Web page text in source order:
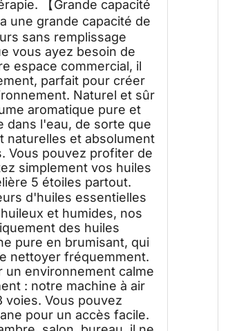
【Grande capacité
une grande capacité de
sans remplissage
vous ayez besoin de
espace commercial, il
parfait pour créer
Naturel et sûr
aromatique pure et
dans l'eau, de sorte que
naturelles et absolument
Vous pouvez profiter de
simplement vos huiles
5 étoiles partout.
d'huiles essentielles
et humides, nos
des huiles
pure en brumisant, qui
nettoyer fréquemment.
un environnement calme
: notre machine à air
voies. Vous pouvez
pour un accès facile.